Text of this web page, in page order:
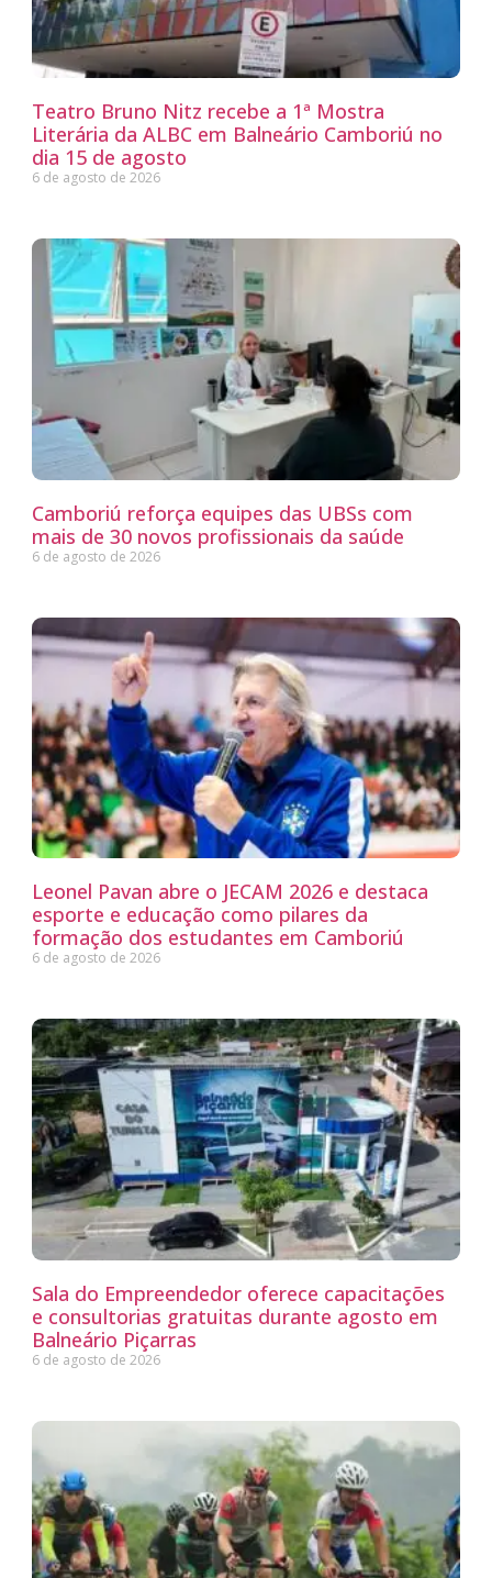
Teatro Bruno Nitz recebe a 1ª Mostra
Literária da ALBC em Balneário Camboriú no
dia 15 de agosto
6 de agosto de 2026
Camboriú reforça equipes das UBSs com
mais de 30 novos profissionais da saúde
6 de agosto de 2026
Leonel Pavan abre o JECAM 2026 e destaca
esporte e educação como pilares da
formação dos estudantes em Camboriú
6 de agosto de 2026
Sala do Empreendedor oferece capacitações
e consultorias gratuitas durante agosto em
Balneário Piçarras
6 de agosto de 2026